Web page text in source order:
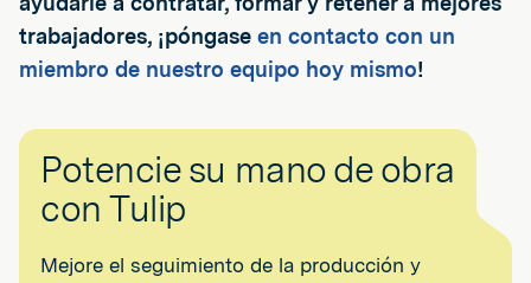
trabajadores, ¡póngase en contacto con un
miembro de nuestro equipo hoy mismo!
Potencie su mano de obra
con Tulip
Mejore el seguimiento de la producción y